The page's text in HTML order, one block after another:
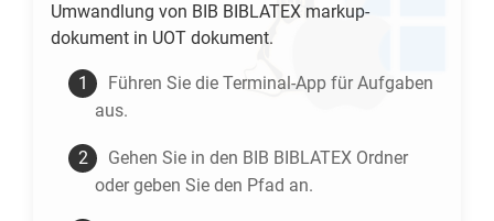
Umwandlung von BIB BIBLATEX markup-
dokument in UOT dokument.
Führen Sie die Terminal-App für Aufgaben
aus.
Gehen Sie in den BIB BIBLATEX Ordner
oder geben Sie den Pfad an.